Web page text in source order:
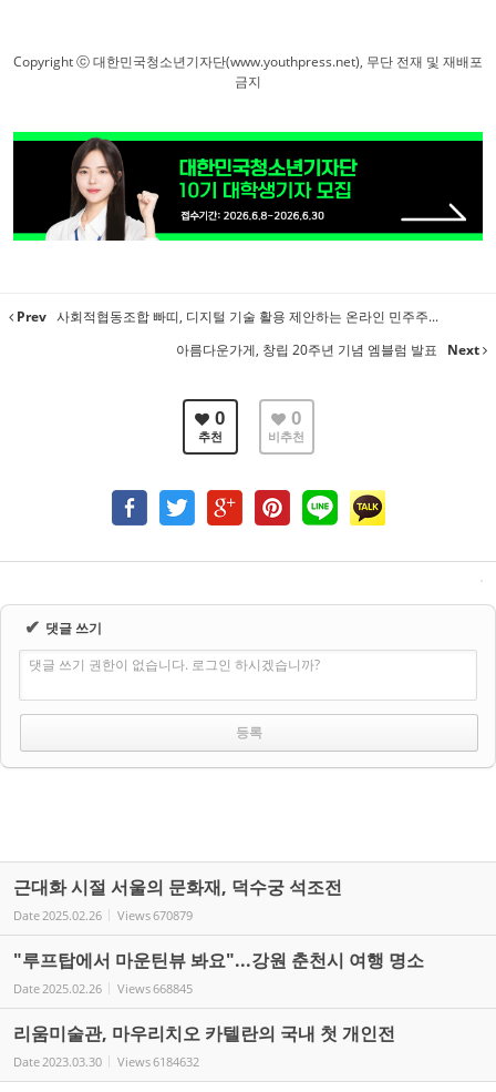
Copyright ⓒ 대한민국청소년기자단(www.youthpress.net), 무단 전재 및 재배포
금지
Prev 사회적협동조합 빠띠, 디지털 기술 활용 제안하는 온라인 민주주...
아름다운가게, 창립 20주년 기념 엠블럼 발표
Next
0
추천
0
비추천
✔ 댓글 쓰기
댓글 쓰기 권한이 없습니다. 로그인 하시겠습니까?
근대화 시절 서울의 문화재, 덕수궁 석조전
Date 2025.02.26 Views670879
"루프탑에서 마운틴뷰 봐요"...강원 춘천시 여행 명소
Date 2025.02.26 Views668845
리움미술관, 마우리치오 카텔란의 국내 첫 개인전
Date 2023.03.30 Views6184632